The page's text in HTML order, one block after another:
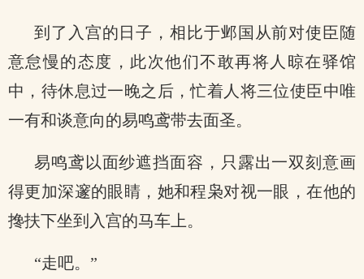
到了入宫的日子，相比于邺国从前对使臣随
意怠慢的态度，此次他们不敢再将人晾在驿馆
中，待休息过一晚之后，忙着人将三位使臣中唯
一有和谈意向的易鸣鸢带去面圣。
易鸣鸢以面纱遮挡面容，只露出一双刻意画
得更加深邃的眼睛，她和程枭对视一眼，在他的
搀扶下坐到入宫的马车上。
“走吧。”